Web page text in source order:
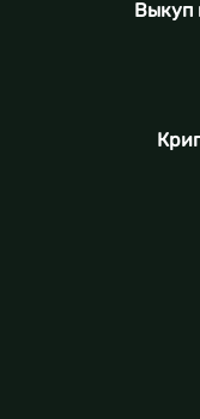
Выкуп